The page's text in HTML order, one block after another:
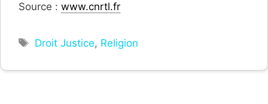
Source : www.cnrtl.fr
Étiquettes
Droit Justice, Religion